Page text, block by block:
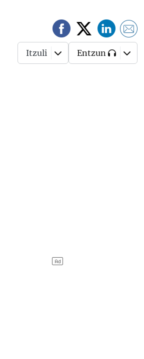
Itzuli Entzun